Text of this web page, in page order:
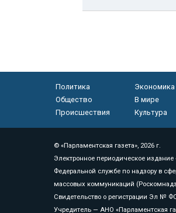
Политика
Экономика
Общество
В мире
Происшествия
Культура
© «Парламентская газета», 2026 г.
Электронное периодическое издание
Федеральной службе по надзору в
массовых коммуникаций
Свидетельство о регистрации Эл №
Учредитель — АНО «Парламентская